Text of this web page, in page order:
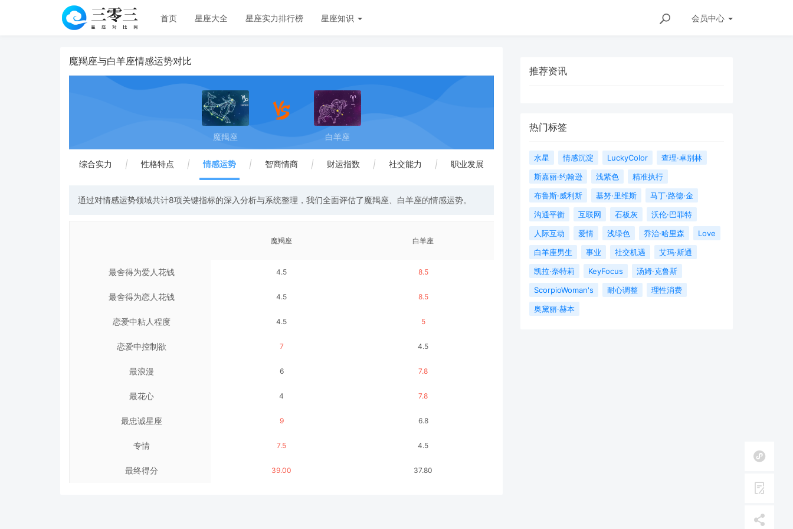
会员中心
首页 星座大全 星座实力排行榜 星座知识
魔羯座与白羊座情感运势对比
魔羯座 白羊座
综合实力 | 性格特点 | 情感运势 | 智商情商 | 财运指数 | 社交能力 | 职业发展
通过对情感运势领域共计8项关键指标的深入分析与系统整理，我们全面评估了魔羯座、白羊座的情感运势。
最舍得为爱人花钱
最舍得为恋人花钱
恋爱中粘人程度
恋爱中控制欲
最浪漫
最花心
最忠诚星座
专情
最终得分
魔羯座
4.5
4.5
4.5
7
6
4
9
7.5
39.00
白羊座
8.5
8.5
5
4.5
7.8
7.8
6.8
4.5
37.80
推荐资讯
热门标签
水星 情感沉淀 LuckyColor
查理·卓别林
斯嘉丽·约翰逊
浅紫色
精准执行
布鲁斯·威利斯
基努·里维斯
马丁·路德·金
沟通平衡
互联网 石板灰
沃伦·巴菲特
人际互动
爱情 浅绿色 乔治·哈里森
Love
白羊座男生
事业 社交机遇
艾玛·斯通
凯拉·奈特莉
KeyFocus
汤姆·克鲁斯
ScorpioWoman's
耐心调整
理性消费
奥黛丽·赫本